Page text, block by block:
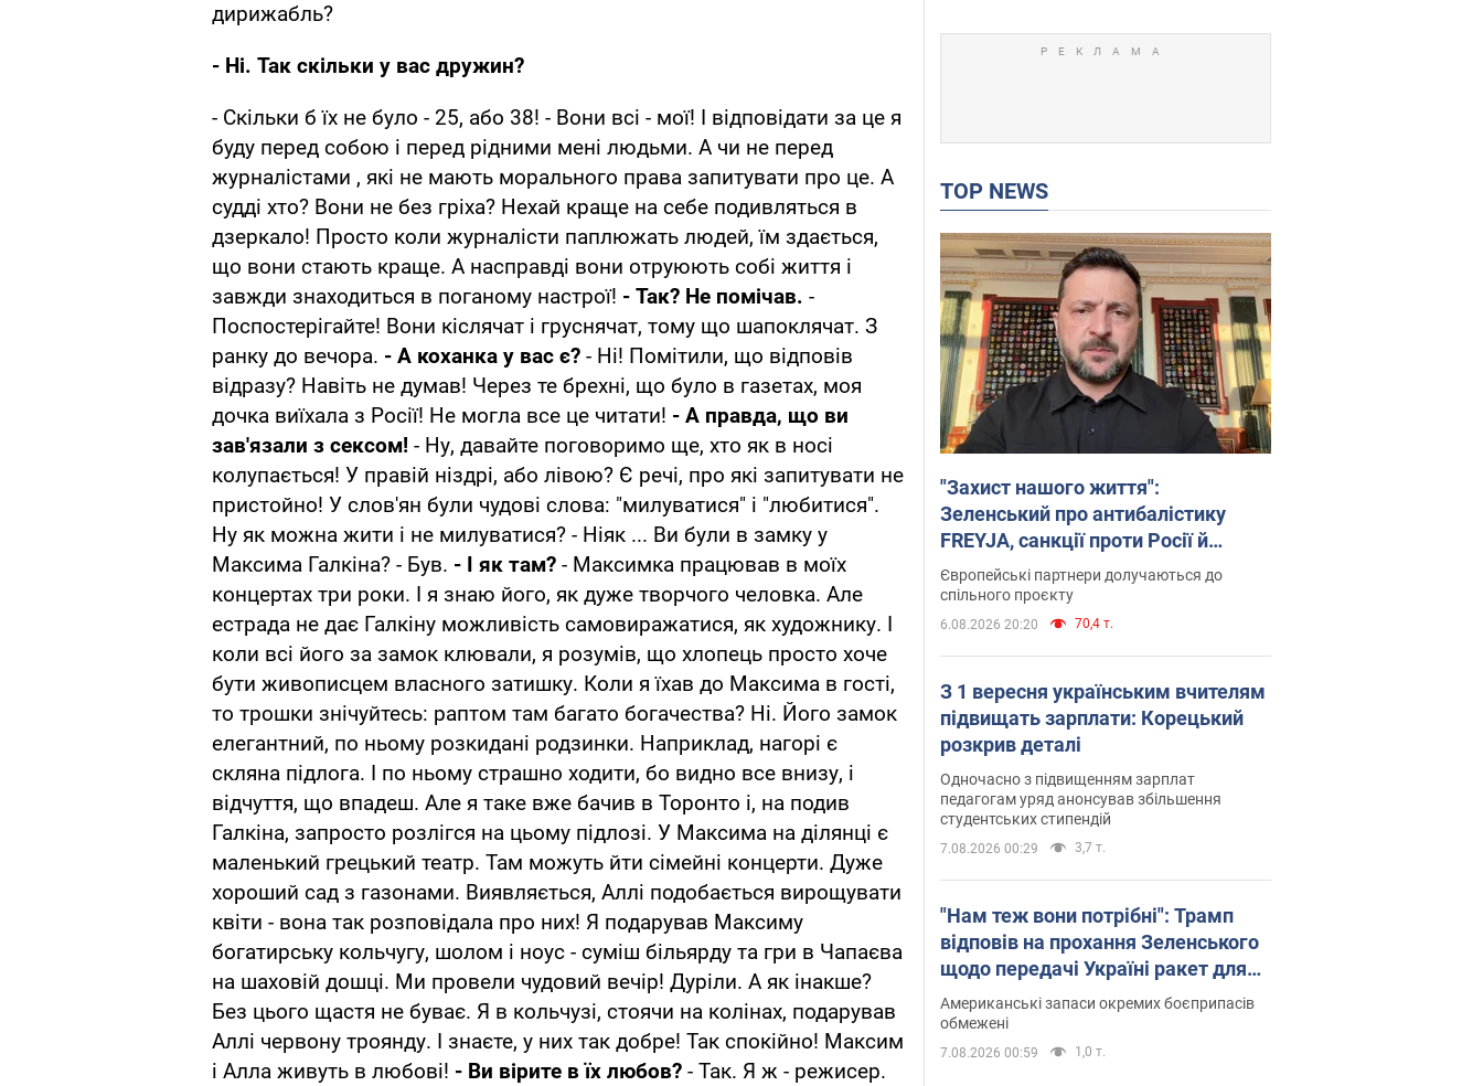
дирижабль?
- Ні. Так скільки у вас дружин?
- Скільки б їх не було - 25, або 38! - Вони всі - мої! І відповідати за це я
буду перед собою і перед рідними мені людьми. А чи не перед
журналістами , які не мають морального права запитувати про це. А
судді хто? Вони не без гріха? Нехай краще на себе подивляться в
дзеркало! Просто коли журналісти паплюжать людей, їм здається,
що вони стають краще. А насправді вони отруюють собі життя і
завжди знаходиться в поганому настрої! - Так? Не помічав. -
Поспостерігайте! Вони кіслячат і груснячат, тому що шапоклячат. З
ранку до вечора. - А коханка у вас є? - Ні! Помітили, що відповів
відразу? Навіть не думав! Через те брехні, що було в газетах, моя
дочка виїхала з Росії! Не могла все це читати! - А правда, що ви
зав'язали з сексом! - Ну, давайте поговоримо ще, хто як в носі
колупається! У правій ніздрі, або лівою? Є речі, про які запитувати не
пристойно! У слов'ян були чудові слова: "милуватися" і "любитися".
Ну як можна жити і не милуватися? - Ніяк ... Ви були в замку у
Максима Галкіна? - Був. - І як там? - Максимка працював в моїх
концертах три роки. І я знаю його, як дуже творчого человка. Але
естрада не дає Галкіну можливість самовиражатися, як художнику. І
коли всі його за замок клювали, я розумів, що хлопець просто хоче
бути живописцем власного затишку. Коли я їхав до Максима в гості,
то трошки знічуйтесь: раптом там багато богачества? Ні. Його замок
елегантний, по ньому розкидані родзинки. Наприклад, нагорі є
скляна підлога. І по ньому страшно ходити, бо видно все внизу, і
відчуття, що впадеш. Але я таке вже бачив в Торонто і, на подив
Галкіна, запросто розлігся на цьому підлозі. У Максима на ділянці є
маленький грецький театр. Там можуть йти сімейні концерти. Дуже
хороший сад з газонами. Виявляється, Аллі подобається вирощувати
квіти - вона так розповідала про них! Я подарував Максиму
богатирську кольчугу, шолом і ноус - суміш більярду та гри в Чапаєва
на шаховій дошці. Ми провели чудовий вечір! Дуріли. А як інакше?
Без цього щастя не буває. Я в кольчузі, стоячи на колінах, подарував
Аллі червону троянду. І знаєте, у них так добре! Так спокійно! Максим
і Алла живуть в любові! - Ви вірите в їх любов? - Так. Я ж - режисер.
TOP NEWS
"Захист нашого життя":
Зеленський про антибалістику
FREYJA, санкції проти Росії й
підтримку аграріїв. Відео
Європейські партнери долучаються до
спільного проєкту
6.08.2026 20:20 70,4 т.
З 1 вересня українським вчителям
підвищать зарплати: Корецький
розкрив деталі
Одночасно з підвищенням зарплат
педагогам уряд анонсував збільшення
студентських стипендій
7.08.2026 00:29 3,7 т.
"Нам теж вони потрібні": Трамп
відповів на прохання Зеленського
щодо передачі Україні ракет для
Patriot
Американські запаси окремих боєприпасів
обмежені
7.08.2026 00:59 1,0 т.